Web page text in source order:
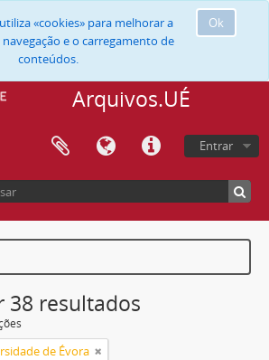
Ok
«cookies» para melhorar a
e o carregamento de
conteúdos.
Arquivos.UÉ
Entrar
38 resultados
de Évora